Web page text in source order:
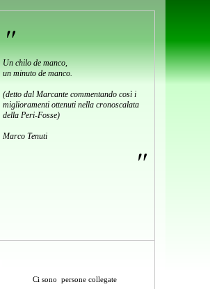
"
Un chilo de manco,
un minuto de manco.
(detto dal Marcante commentando così i
miglioramenti ottenuti nella cronoscalata
della Peri-Fosse)
Marco Tenuti
"
Ci sono persone collegate